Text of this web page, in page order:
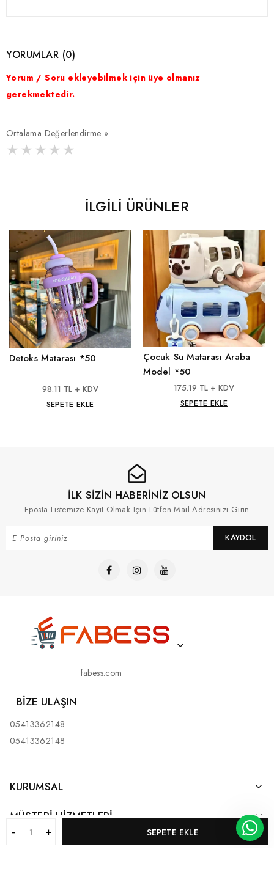
SEPETE EKLE
YORUMLAR (0)
Yorum / Soru ekleyebilmek için üye olmanız
gerekmektedir.
Ortalama Değerlendirme »
İLGILI ÜRÜNLER
Detoks Matarası *50
98.11 TL + KDV
SEPETE EKLE
Çocuk Su Matarası Araba
Model *50
175.19 TL + KDV
SEPETE EKLE
İLK SİZİN HABERİNİZ OLSUN
Eposta Listemize Kayıt Olmak Için Lütfen Mail Adresinizi Girin
KAYDOL
fabess.com
BIZE ULAŞIN
05413362148
05413362148
KURUMSAL
MÜŞTERI HIZMETLERI
KATEGORILERIMIZ